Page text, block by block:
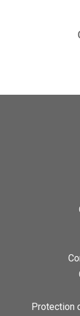
Protection